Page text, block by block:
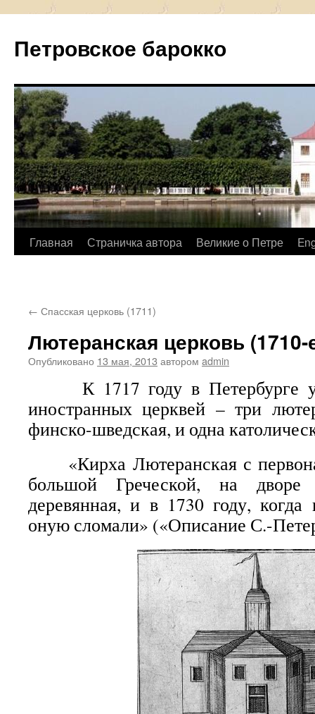
Петровское барокко
Перейти
Главная Страничка автора Великие о Петре
← Спасская церковь (1711)
Лютеранская церковь (1710-
Опубликовано 13 мая, 2013 автором admin
К 1717 году в Петербурге
иностранных церквей – три
финско-шведская, и одна
«Кирха Лютеранская с
большой Греческой, на дворе
деревянная, и в 1730 году, когда
оную сломали» («Описание С.-